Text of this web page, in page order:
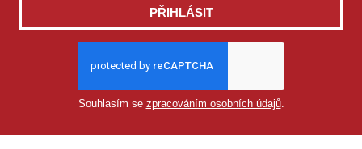
PŘIHLÁSIT
Souhlasím se zpracováním osobních údajů.